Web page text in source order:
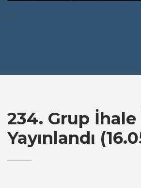
>
234. Grup İhale
Yayınlandı